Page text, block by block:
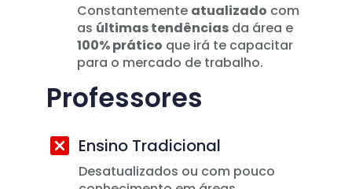
Ensino Tradicional
Constantemente atualizado com
as últimas tendências
da área e
100% prático que irá te capacitar
para o mercado de trabalho.
Desatualizados ou com pouco
Professores